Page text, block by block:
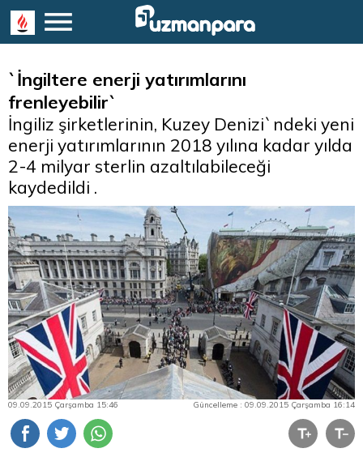
`İngiltere enerji yatırımlarını
frenleyebilir`
İngiliz şirketlerinin, Kuzey Denizi`ndeki yeni
enerji yatırımlarının 2018 yılına kadar yılda
2-4 milyar sterlin azaltılabileceği
kaydedildi .
09.09.2015 Çarşamba 15:46 Güncelleme : 09.09.2015 Çarşamba 16:14